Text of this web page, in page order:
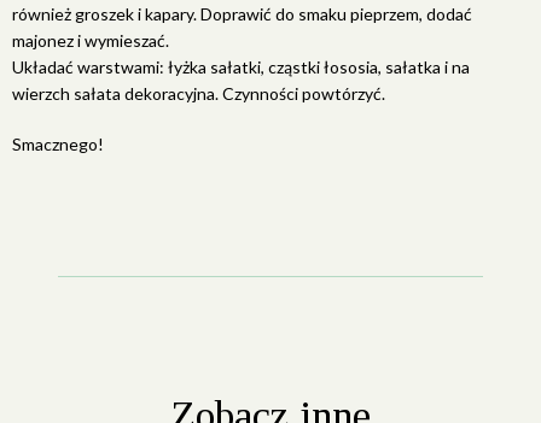
również groszek i kapary. Doprawić do smaku pieprzem, dodać
majonez i wymieszać.
Układać warstwami: łyżka sałatki, cząstki łososia, sałatka i na
wierzch sałata dekoracyjna. Czynności powtórzyć.
Smacznego!